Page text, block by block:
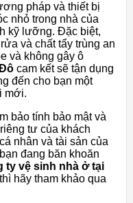
pháp và thiết bị
nhỏ trong nhà của
kỹ lưỡng. Đặc biệt,
và chất tẩy trùng an
và không gây ô
cam kết sẽ tận dụng
đến cho bạn một
mới.
bảo tính bảo mật và
tư của khách
nhân và tài sản của
đang băn khoăn
ty vệ sinh nhà ở tại
hãy tham khảo qua